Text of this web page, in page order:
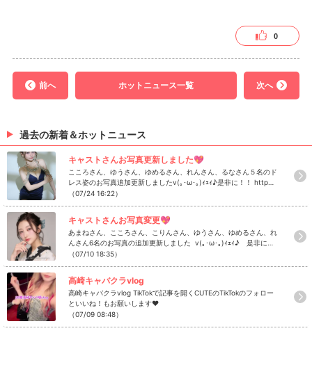
0
前へ ホットニュース一覧 次へ
過去の新着＆ホットニュース
キャストさんお写真更新しました💖
こころさん、ゆうさん、ゆめるさん、れんさん、るなさん５名のド
レス姿のお写真追加更新しましたv(｡･ω･｡)ｨｪｨ♪是非に！！ http
s://www.caba2.net/gunma/takasaki/takasaki/takasaki_cute/ca
（07/24 16:22）
キャストさんお写真変更💖
あまねさん、こころさん、こりんさん、ゆうさん、ゆめるさん、れ
んさん6名のお写真の追加更新しました v(｡･ω･｡)ｨｪｨ♪ 是非にチ
ェック！ https://www.caba2.net/gunma/takasaki/takasaki/tak
（07/10 18:35）
高崎キャバクラvlog
高崎キャバクラvlog TikTokで記事を開くCUTEのTikTokのフォロー
といいね！もお願いします❤
（07/09 08:48）